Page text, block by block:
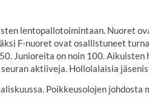
lentopallotoimintaan. Nuoret
F-nuoret ovat osallistuneet
Junioreita on noin 100.
aktiiveja. Hollolalaisia
Poikkeusolojen johdosta